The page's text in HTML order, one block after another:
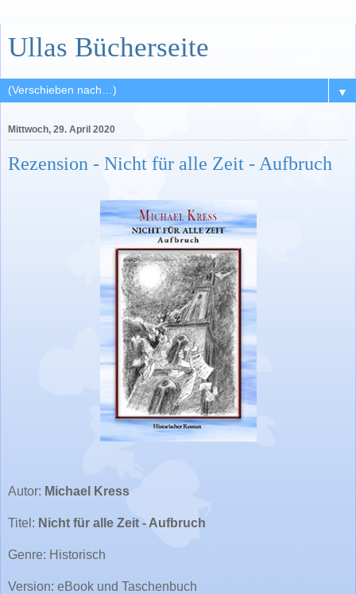
Ullas Bücherseite
▼
Mittwoch, 29. April 2020
Rezension - Nicht für alle Zeit - Aufbruch
Autor: Michael Kress
Titel: Nicht für alle Zeit - Aufbruch
Genre: Historisch
Version: eBook und Taschenbuch